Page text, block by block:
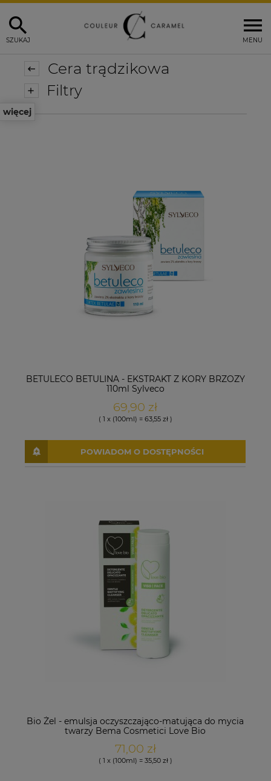
MENU
SZUKAJ
więcej
Cera trądzikowa
Filtry
BETULECO BETULINA - EKSTRAKT Z KORY BRZOZY
110ml Sylveco
69,90 zł
( 1 x (100ml) = 63,55 zł )
POWIADOM O DOSTĘPNOŚCI
Bio Żel - emulsja oczyszczająco-matująca do mycia
twarzy Bema Cosmetici Love Bio
71,00 zł
( 1 x (100ml) = 35,50 zł )